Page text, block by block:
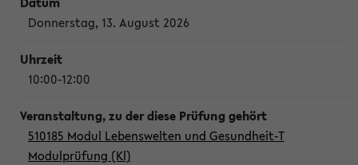
Donnerstag, 13. August 2026
10:00-12:00
510185 Modul Lebenswelten und Gesundheit-T
Modulprüfung (Kl)